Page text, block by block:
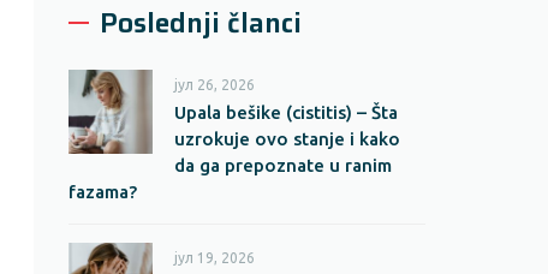
Poslednji članci
јул 26, 2026
Upala bešike (cistitis) – Šta
uzrokuje ovo stanje i kako
da ga prepoznate u ranim
fazama?
јул 19, 2026